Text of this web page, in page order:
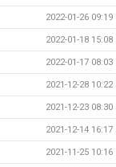
2022-01-26 09:19
2022-01-18 15:08
2022-01-17 08:03
2021-12-28 10:22
2021-12-23 08:30
2021-12-14 16:17
2021-11-25 10:16